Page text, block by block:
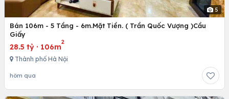
5
Bán 106m - 5 Tầng - 6m.Mặt Tiền. ( Trần Quốc Vượng )Cầu
Giấy
28.5 tỷ · 106m
2
Thành phố Hà Nội
hôm qua